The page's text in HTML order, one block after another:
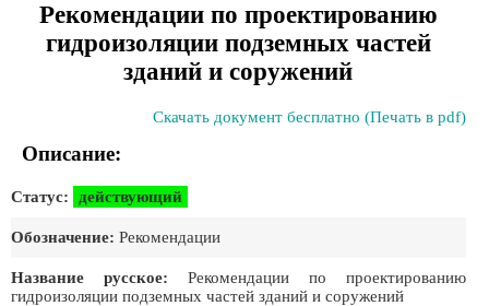
Рекомендации по проектированию
гидроизоляции подземных частей
зданий и соружений
Скачать документ бесплатно (Печать в pdf)
Описание:
Статус: действующий
Обозначение: Рекомендации
Название русское: Рекомендации по проектированию
гидроизоляции подземных частей зданий и соружений